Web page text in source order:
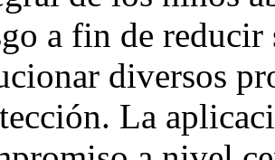
a fin de
diversos
La